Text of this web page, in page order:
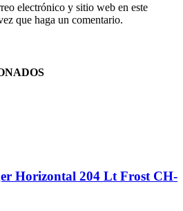
electrónico y sitio web en este
que haga un comentario.
Horizontal 204 Lt Frost CH-